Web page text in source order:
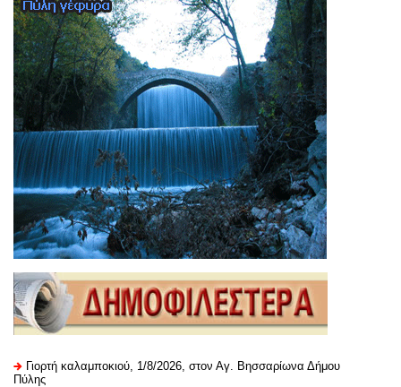
Γιορτή καλαμποκιού, 1/8/2026, στον Αγ. Βησσαρίωνα Δήμου
Πύλης